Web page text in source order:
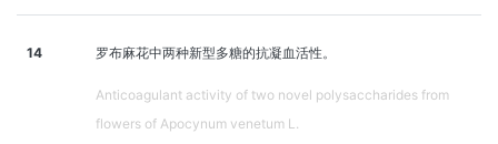
14 罗布麻花中两种新型多糖的抗凝血活性。
Anticoagulant activity of two novel polysaccharides from
flowers of Apocynum venetum L.